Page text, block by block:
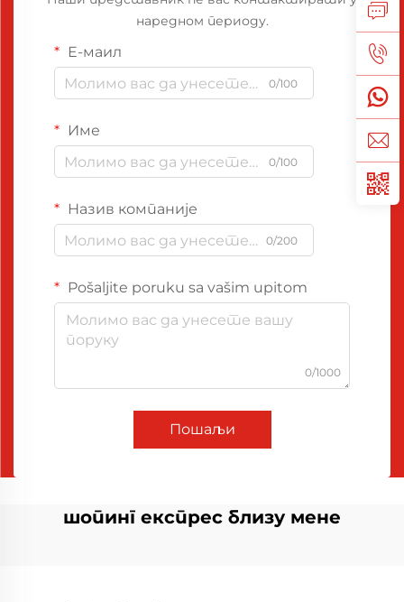
наредном периоду.
Е-маил
0/100
Име
0/100
Назив компаније
0/200
Pošaljite poruku sa vašim upitom
0/1000
Пошаљи
шопинг експрес близу мене